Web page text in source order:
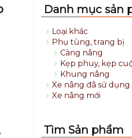
Danh mục sản
Loại khác
Phụ tùng, trang bị
Càng nâng
Kẹp phuy, kẹp
Khung nâng
Xe nâng đã sử dụng
Xe nâng mới
Tìm Sản phẩm